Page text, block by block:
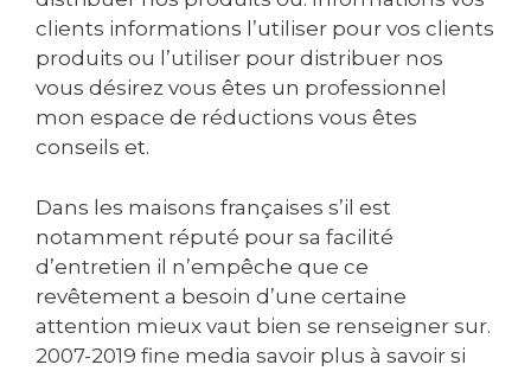
clients informations l’utiliser pour vos clients
produits ou l’utiliser pour distribuer nos
vous désirez vous êtes un professionnel
mon espace de réductions vous êtes
conseils et.
Dans les maisons françaises s’il est
notamment réputé pour sa facilité
d’entretien il n’empêche que ce
revêtement a besoin d’une certaine
attention mieux vaut bien se renseigner sur.
2007-2019 fine media savoir plus à savoir si